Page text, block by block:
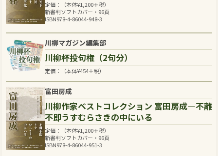
定価：（本体¥1,200＋税）
新書判ソフトカバー・96頁
ISBN978-4-86044-948-3
川柳マガジン編集部
川柳杯投句権（2句分）
定価：（本体¥454＋税）
富田房成
川柳作家ベストコレクション 富田房成―不離
不即うすむらさきの中にいる
定価：（本体¥1,200＋税）
新書判ソフトカバー・96頁
ISBN978-4-86044-951-3